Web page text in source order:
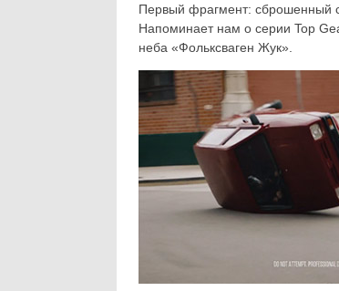
Первый фрагмент: сброшенный
Напоминает нам о серии Top
неба «Фольксваген Жук».